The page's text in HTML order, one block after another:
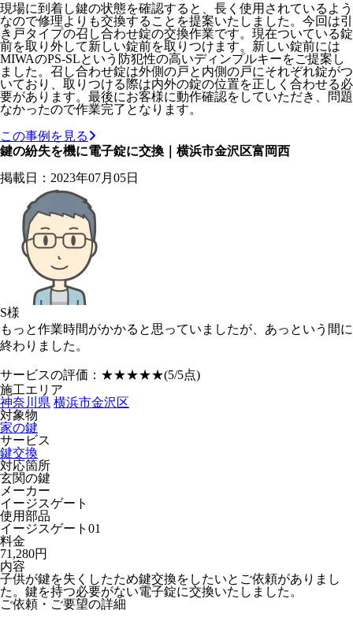
現場に到着し鍵の状態を確認すると、長く使用されているよう
なので修理よりも交換することを提案いたしました。今回は引
き戸タイプの召し合わせ錠の交換作業です。現在ついている錠
前を取り外して新しい錠前を取りつけます。新しい錠前には
MIWAのPS-SLという防犯性の高いディンプルキーをご提案し
ました。召し合わせ錠は外側の戸と内側の戸にそれぞれ錠がつ
いており、取りつける際は内外の錠の位置を正しく合わせる必
要があります。最後にお客様に動作確認をしていただき、問題
なかったので作業完了となります。
この事例を見る
鍵の紛失を機に電子錠に交換｜横浜市金沢区富岡西
掲載日：2023年07月05日
S様
もっと作業時間がかかると思っていましたが、あっという間に
終わりました。
サービスの評価： ★★★★★(5/5点)
施工エリア
神奈川県 横浜市金沢区
対象物
家の鍵
サービス
鍵交換
対応箇所
玄関の鍵
メーカー
イージスゲート
使用部品
イージスゲート01
料金
71,280円
内容
子供が鍵を失くしたため鍵交換をしたいとご依頼がありまし
た。鍵を持つ必要がない電子錠に交換いたしました。
ご依頼・ご要望の詳細